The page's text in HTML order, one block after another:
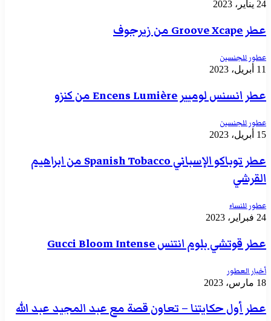
24 يناير، 2023
عطر Groove Xcape من زيرجوف
عطور للجنسين
11 أبريل، 2023
عطر انسنس لوميير Encens Lumière من كنزو
عطور للجنسين
15 أبريل، 2023
عطر توباكو الإسباني Spanish Tobacco من ابراهيم
القرشي
عطور للنساء
24 فبراير، 2023
عطر قوتشي بلوم انتنس Gucci Bloom Intense
أخبار العطور
18 مارس، 2023
عطر أول حكايتنا – تعاون قصة مع عبد المجيد عبد الله